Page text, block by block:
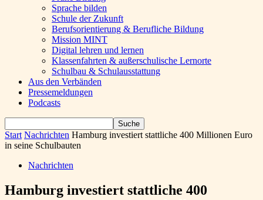
Sprache bilden
Schule der Zukunft
Berufsorientierung & Berufliche Bildung
Mission MINT
Digital lehren und lernen
Klassenfahrten & außerschulische Lernorte
Schulbau & Schulausstattung
Aus den Verbänden
Pressemeldungen
Podcasts
Start Nachrichten Hamburg investiert stattliche 400 Millionen Euro
in seine Schulbauten
Nachrichten
Hamburg investiert stattliche 400